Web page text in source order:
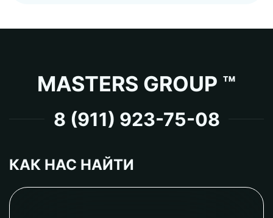
MASTERS GROUP ™
8 (911) 923-75-08
КАК НАС НАЙТИ